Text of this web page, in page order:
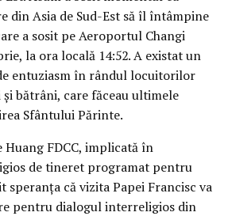
din Asia de Sud-Est să îl întâmpine
a sosit pe Aeroportul Changi
la ora locală 14:52. A existat un
entuziasm în rândul locuitorilor
bătrâni, care făceau ultimele
Sfântului Părinte.
Huang FDCC, implicată în
de tineret programat pentru
speranța că vizita Papei Francisc va
pentru dialogul interreligios din